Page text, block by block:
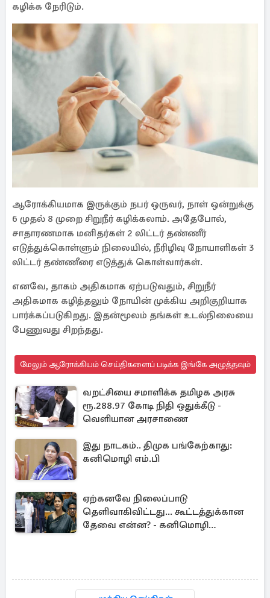
கழிக்க நேரிடும்.
ஆரோக்கியமாக இருக்கும் நபர் ஒருவர், நாள் ஒன்றுக்கு
6 முதல் 8 முறை சிறுநீர் கழிக்கலாம். அதேபோல்,
சாதாரணமாக மனிதர்கள் 2 லிட்டர் தண்ணீர்
எடுத்துக்கொள்ளும் நிலையில், நீரிழிவு நோயாளிகள் 3
லிட்டர் தண்ணீரை எடுத்துக் கொள்வார்கள்.
எனவே, தாகம் அதிகமாக ஏற்படுவதும், சிறுநீர்
அதிகமாக கழித்தலும் நோயின் முக்கிய அறிகுறியாக
பார்க்கப்படுகிறது. இதன்மூலம் தங்கள் உடல்நிலையை
பேணுவது சிறந்தது.
மேலும் ஆரோக்கியம் செய்திகளைப் படிக்க இங்கே அழுத்தவும்
வறட்சியை சமாளிக்க தமிழக அரசு
ரூ.288.97 கோடி நிதி ஒதுக்கீடு -
வெளியான அரசாணை
இது நாடகம்.. திமுக பங்கேற்காது:
கனிமொழி எம்.பி
ஏற்கனவே நிலைப்பாடு
தெளிவாகிவிட்டது... கூட்டத்துக்கான
தேவை என்ன? - கனிமொழி